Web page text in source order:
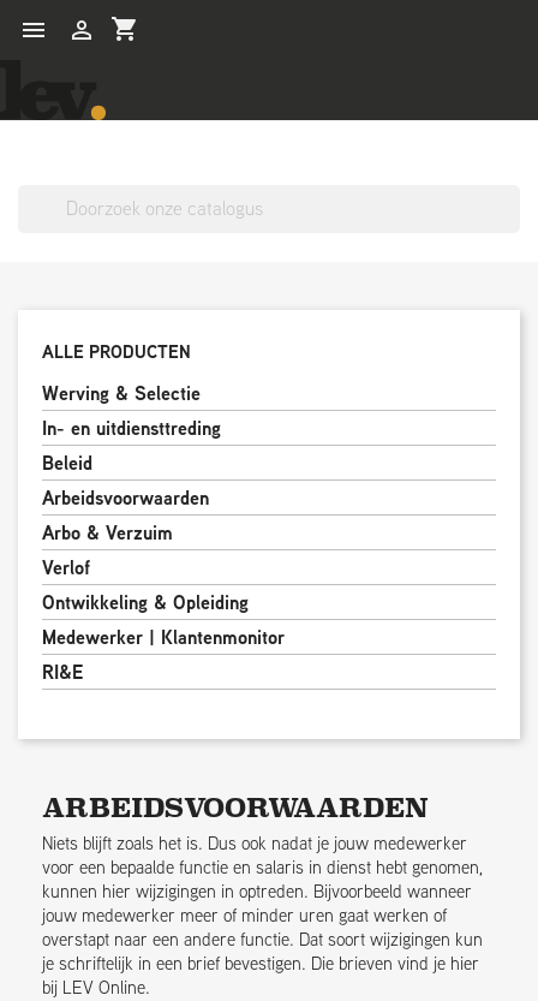
 shopping_cart

ALLE PRODUCTEN
Werving & Selectie
In- en uitdiensttreding
Beleid
Arbeidsvoorwaarden
Arbo & Verzuim
Verlof
Ontwikkeling & Opleiding
Medewerker | Klantenmonitor
RI&E
ARBEIDSVOORWAARDEN
Niets blijft zoals het is. Dus ook nadat je jouw medewerker
voor een bepaalde functie en salaris in dienst hebt genomen,
kunnen hier wijzigingen in optreden. Bijvoorbeeld wanneer
jouw medewerker meer of minder uren gaat werken of
overstapt naar een andere functie. Dat soort wijzigingen kun
je schriftelijk in een brief bevestigen. Die brieven vind je hier
bij LEV Online.